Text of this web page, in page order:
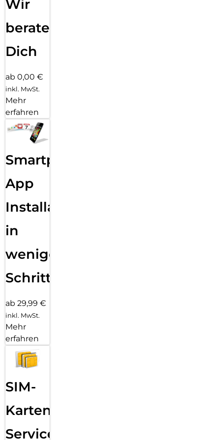
Wir
beraten
Dich
ab 0,00 €
inkl. MwSt.
Mehr
erfahren
Smartphone
App
Installation
in
wenigen
Schritten
ab 29,99 €
inkl. MwSt.
Mehr
erfahren
SIM-
Karten
Service: